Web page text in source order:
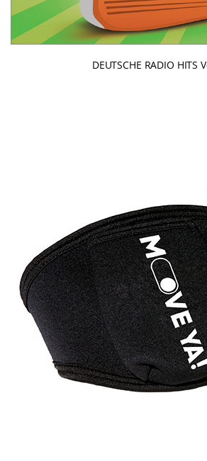
DEUTSCHE RADIO HITS